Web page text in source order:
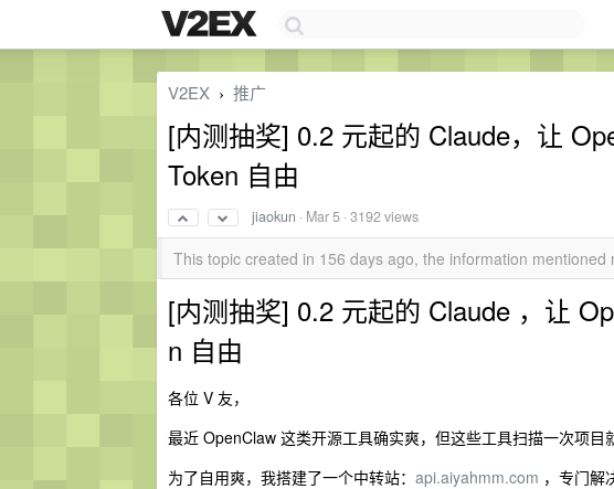
V2EX › 推广
[内测抽奖] 0.2 元起的 Claude，让
Token 自由
jiaokun · Mar 5 · 3192 views
This topic created in 156 days ago, the information
[内测抽奖] 0.2 元起的 Claude ，让
n 自由
各位 V 友，
最近 OpenClaw 这类开源工具确实爽，但这些工具扫描一次项目
为了自用爽，我搭建了一个中转站： api.aiyahmm.com ，专门解